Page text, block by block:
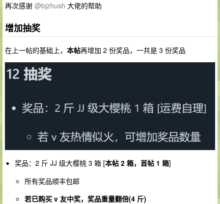
再次感谢 @bjzhush 大佬的帮助
增加抽奖
在上一帖的基础上， 本帖再增加 2 份奖品，一共是 3 份奖品
奖品：2 斤 JJ 级大樱桃 3 箱 [本帖 2 箱，首帖 1 箱]
所有奖品顺丰包邮
若已购买 v 友中奖，奖品重量翻倍(4 斤)